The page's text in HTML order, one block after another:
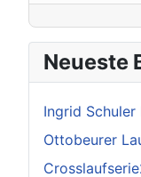
Neueste
Ingrid
Ottobeurer